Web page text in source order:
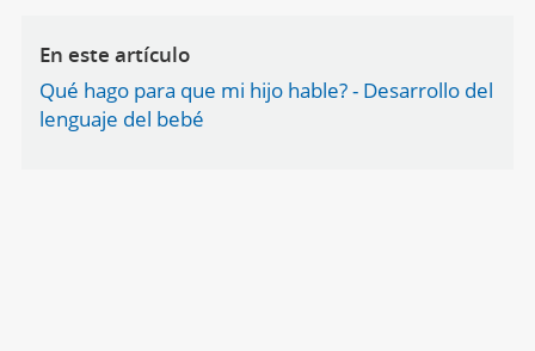
En este artículo
Qué hago para que mi hijo hable? - Desarrollo del
lenguaje del bebé